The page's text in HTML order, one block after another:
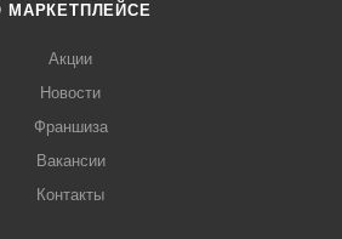
МАРКЕТПЛЕЙСЕ
Акции
Новости
Франшиза
Вакансии
Контакты